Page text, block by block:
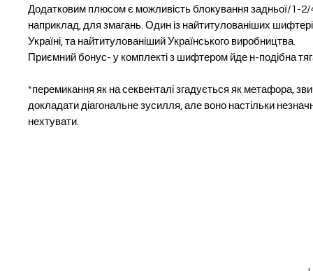
Додатковим плюсом є можливість блокування задньої/1-
наприклад, для змагань. Один із найтитулованіших
Україні, та найтитулованіший Українського виробництва.
Приємний бонус- у комплекті з шифтером йде н-подібна
*перемикання як на секвенталі згадується як метафора,
докладати діагональне зусилля, але воно настільки
нехтувати.